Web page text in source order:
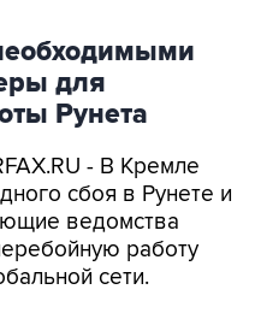
для
Рунета
- В Кремле
сбоя в Рунете и
ведомства
работу
сети.